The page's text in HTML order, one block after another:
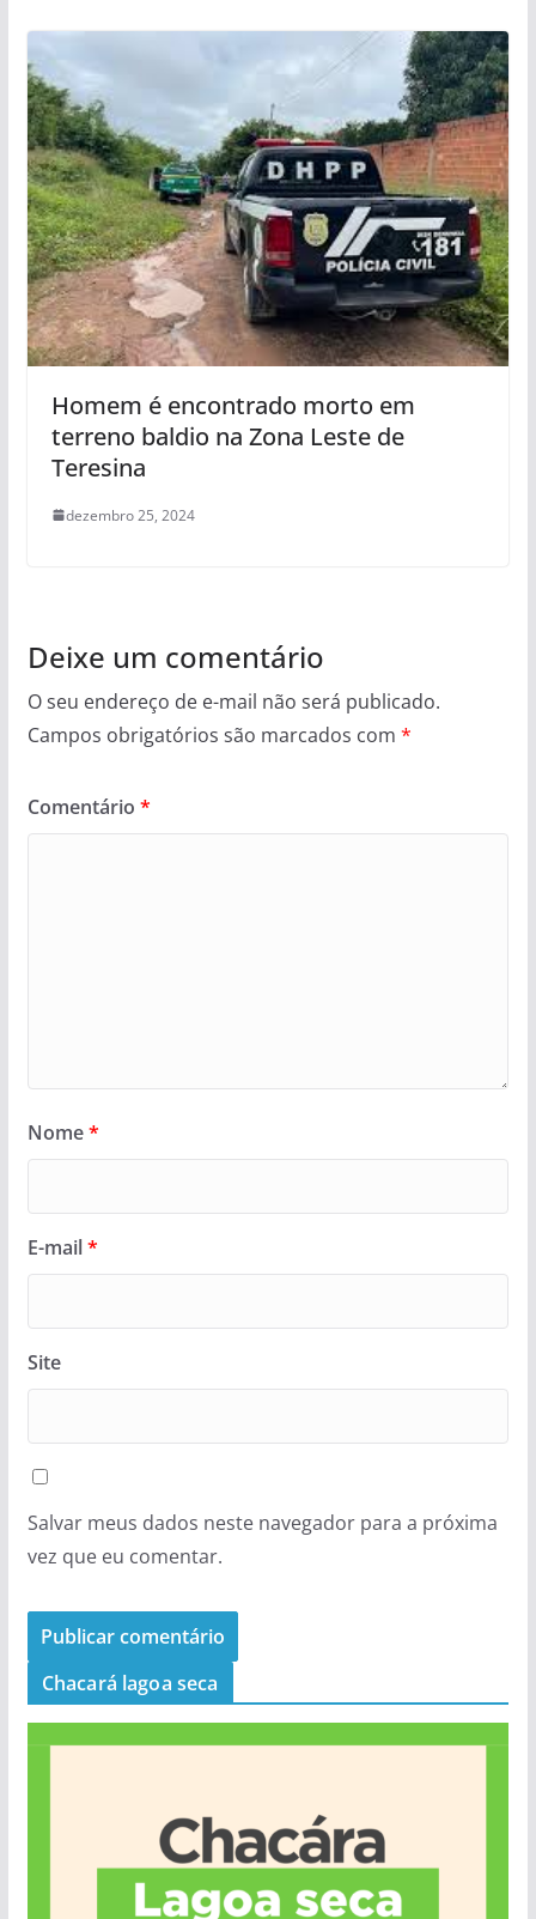
Homem é encontrado morto em
terreno baldio na Zona Leste de
Teresina
dezembro 25, 2024
Deixe um comentário
O seu endereço de e-mail não será publicado.
Campos obrigatórios são marcados com *
Comentário *
Nome*
E-mail*
Site
Salvar meus dados neste navegador para a próxima
vez que eu comentar.
Chacará lagoa seca